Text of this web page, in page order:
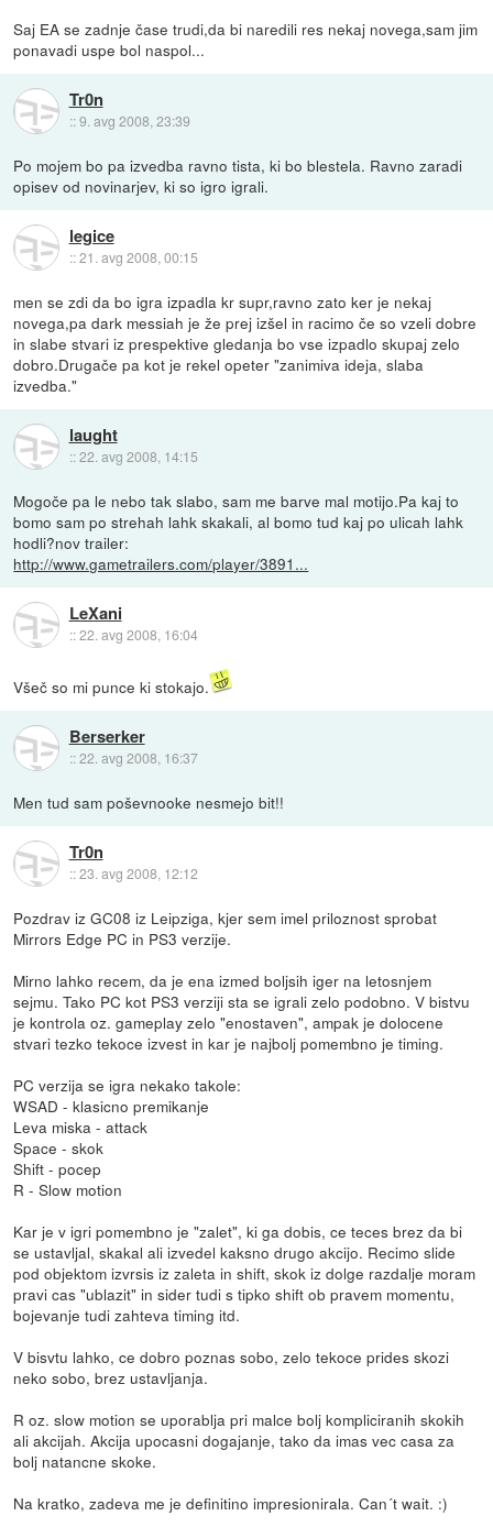
Saj EA se zadnje čase trudi,da bi naredili res nekaj novega,sam jim
ponavadi uspe bol naspol...
Tr0n
::9. avg 2008, 23:39
Po mojem bo pa izvedba ravno tista, ki bo blestela. Ravno zaradi
opisev od novinarjev, ki so igro igrali.
legice
::21. avg 2008, 00:15
men se zdi da bo igra izpadla kr supr,ravno zato ker je nekaj
novega,pa dark messiah je že prej izšel in racimo če so vzeli dobre
in slabe stvari iz prespektive gledanja bo vse izpadlo skupaj zelo
dobro.Drugače pa kot je rekel opeter "zanimiva ideja, slaba
izvedba."
laught
::22. avg 2008, 14:15
Mogoče pa le nebo tak slabo, sam me barve mal motijo.Pa kaj to
bomo sam po strehah lahk skakali, al bomo tud kaj po ulicah lahk
hodli?nov trailer:
http://www.gametrailers.com/player/3891...
LeXani
::22. avg 2008, 16:04
Všeč so mi punce ki stokajo.
Berserker
::22. avg 2008, 16:37
Men tud sam poševnooke nesmejo bit!!
Tr0n
::23. avg 2008, 12:12
Pozdrav iz GC08 iz Leipziga, kjer sem imel priloznost sprobat
Mirrors Edge PC in PS3 verzije.
Mirno lahko recem, da je ena izmed boljsih iger na letosnjem
sejmu. Tako PC kot PS3 verziji sta se igrali zelo podobno. V bistvu
je kontrola oz. gameplay zelo "enostaven", ampak je dolocene
stvari tezko tekoce izvest in kar je najbolj pomembno je timing.
PC verzija se igra nekako takole:
WSAD - klasicno premikanje
Leva miska - attack
Space - skok
Shift - pocep
R - Slow motion
Kar je v igri pomembno je "zalet", ki ga dobis, ce teces brez da bi
se ustavljal, skakal ali izvedel kaksno drugo akcijo. Recimo slide
pod objektom izvrsis iz zaleta in shift, skok iz dolge razdalje moram
pravi cas "ublazit" in sider tudi s tipko shift ob pravem momentu,
bojevanje tudi zahteva timing itd.
V bisvtu lahko, ce dobro poznas sobo, zelo tekoce prides skozi
neko sobo, brez ustavljanja.
R oz. slow motion se uporablja pri malce bolj kompliciranih skokih
ali akcijah. Akcija upocasni dogajanje, tako da imas vec casa za
bolj natancne skoke.
Na kratko, zadeva me je definitino impresionirala. Can´t wait. :)